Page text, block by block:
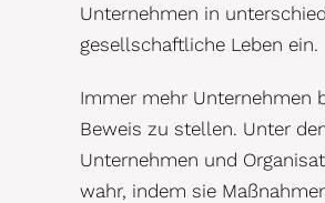
Unternehmen in
gesellschaftliche Leben ein.
Immer mehr Unternehmen
Beweis zu stellen. Unter
Unternehmen und
wahr, indem sie